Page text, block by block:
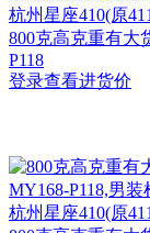
杭州星座410(原
800克高克重有大
P118
登录查看进货价
杭州星座410(原